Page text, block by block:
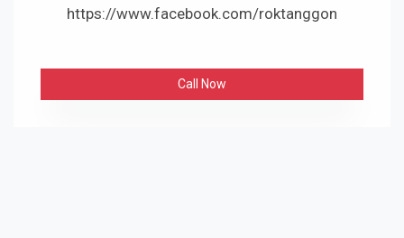
https://www.facebook.com/roktanggon
Call Now